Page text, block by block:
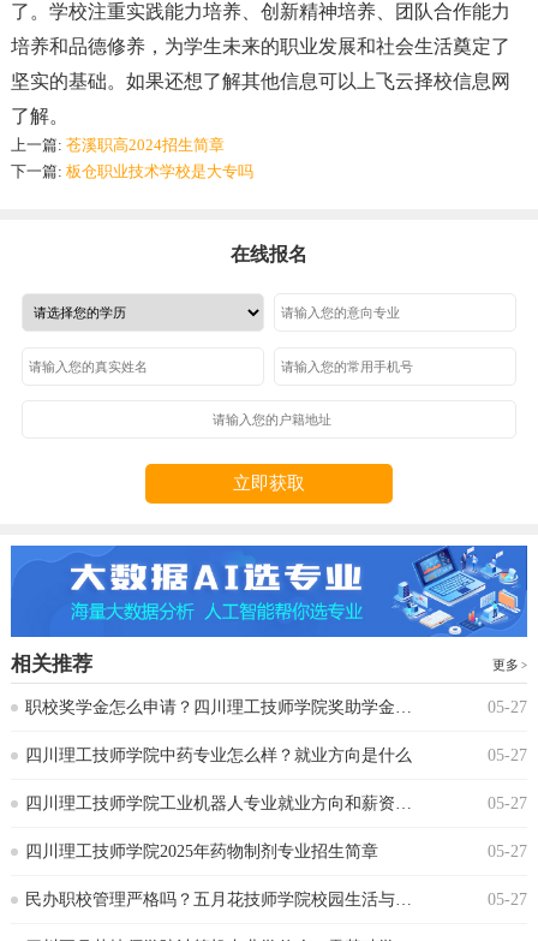
了。学校注重实践能力培养、创新精神培养、团队合作能力
培养和品德修养， 为学生未来的职业发展和社会生活奠定了
坚实的基础。如果还想了解其他信息可以上飞云择校信息网
了解。
上一篇: 苍溪职高2024招生简章
下一篇: 板仓职业技术学校是大专吗
在线报名
立即获取
相关推荐 更多
‌职校奖学金怎么申请？四川理工技师学院奖助学金政策 05-27
‌四川理工技师学院中药专业怎么样？就业方向是什么 05-27
四川理工技师学院工业机器人专业就业方向和薪资水平 05-27
四川理工技师学院2025年药物制剂专业招生简章 05-27
‌民办职校管理严格吗？五月花技师学院校园生活与纪律要求‌ 05-27